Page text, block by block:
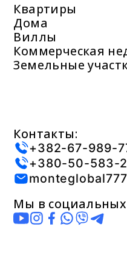
Квартиры
Дома
Виллы
Коммерческая
Земельные
Контакты:
+382-67-989-
+380-50-583-
Мы в социальных